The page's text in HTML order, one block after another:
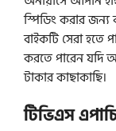
স্পিডিং করার
বাইকটি সেরা হতে
করতে পারেন যদি
টাকার কাছাকাছি।
টিভিএস